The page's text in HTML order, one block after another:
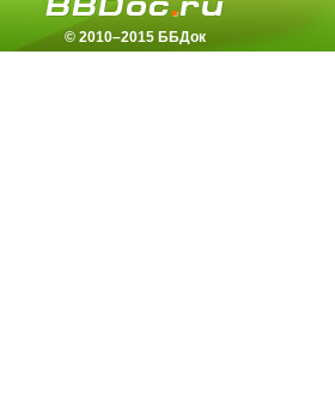
© 2010–2015 ББДок